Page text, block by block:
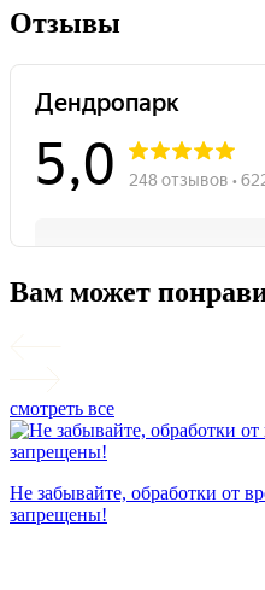
Отзывы
Вам может
смотреть все
Не забывайте, обработки от
запрещены!